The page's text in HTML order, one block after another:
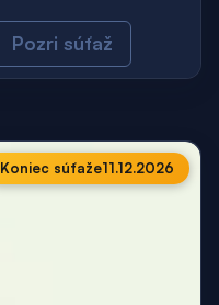
Pozri súťaž
Koniec súťaže11.12.2026